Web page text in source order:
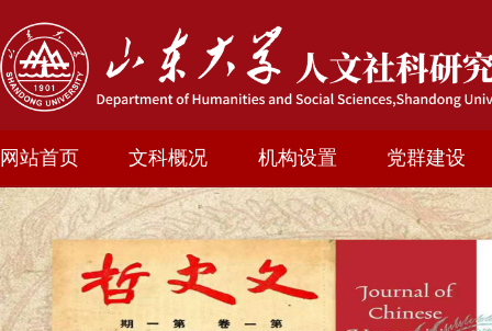
网站首页 文科概况 机构设置 党群建设